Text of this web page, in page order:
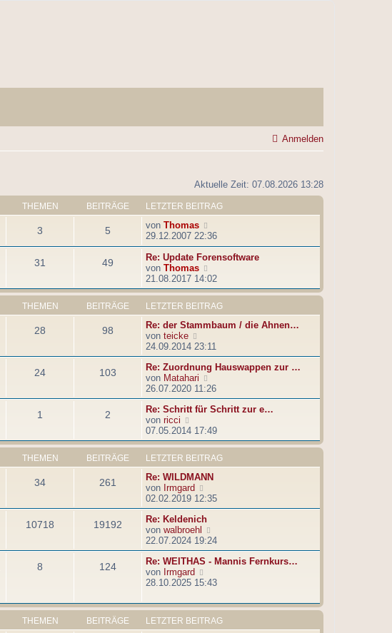
Anmelden
Aktuelle Zeit: 07.08.2026 13:28
THEMEN BEITRÄGE LETZTER BEITRAG
3 5 von Thomas
e
u
e
t
e
r
B
e
i
t
r
a
g
29.12.2007 22:36
31 49
Re: Update Forensoftware
von Thomas
e
u
e
s
t
e
r
B
e
i
t
r
a
21.08.2017 14:02
THEMEN BEITRÄGE LETZTER BEITRAG
28 98
Re: der Stammbaum / die Ahnen…
von teicke
e
u
e
s
t
e
r
e
i
t
r
a
g
24.09.2014 23:11
24 103
Re: Zuordnung Hauswappen zur …
von Matahari
e
u
e
t
e
B
e
i
t
r
26.07.2020 11:26
1 2
Re: Schritt für Schritt zur e…
von ricci
e
u
e
s
t
e
r
B
e
i
t
a
g
07.05.2014 17:49
THEMEN BEITRÄGE LETZTER BEITRAG
34 261
Re: WILDMANN
von Irmgard
e
u
e
s
t
e
r
e
t
r
a
02.02.2019 12:35
10718 19192
Re: Keldenich
von walbroehl
e
u
e
t
r
e
22.07.2024 19:24
8 124
Re: WEITHAS - Mannis Fernkurs…
von Irmgard
e
e
s
t
28.10.2025 15:43
THEMEN BEITRÄGE LETZTER BEITRAG